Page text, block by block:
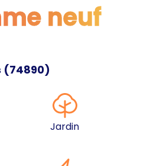
neuf
neuf
(74890)
Jardin